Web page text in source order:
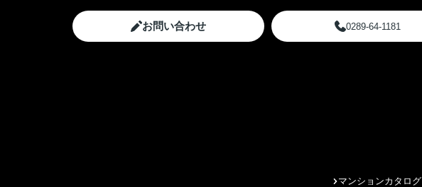
お問い合わせ 0289-64-1181
マンションカタログ